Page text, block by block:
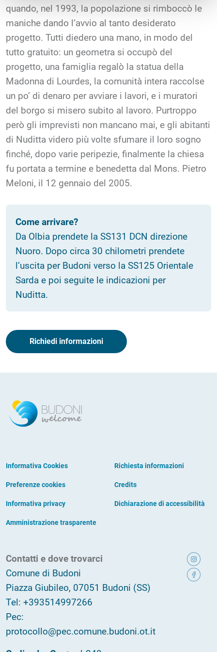
quando, nel 1993, la popolazione si rimboccò le
maniche dando l’avvio al tanto desiderato
progetto. Tutti diedero una mano, in modo del
tutto gratuito: un geometra si occupò del
progetto, una famiglia regalò la statua della
Madonna di Lourdes, la comunità intera raccolse
un po’ di denaro per avviare i lavori, e i muratori
del borgo si misero subito al lavoro. Purtroppo
però gli imprevisti non mancano mai, e gli abitanti
di Nuditta videro più volte sfumare il loro sogno
finché, dopo varie peripezie, finalmente la chiesa
fu portata a termine e benedetta dal Mons. Pietro
Meloni, il 12 gennaio del 2005.
Come arrivare?
Da Olbia prendete la SS131 DCN direzione
Nuoro. Dopo circa 30 chilometri prendete
l’uscita per Budoni verso la SS125 Orientale
Sarda e poi seguite le indicazioni per
Nuditta.
Richiedi informazioni
Informativa Cookies
Preferenze cookies
Informativa privacy
Amministrazione trasparente
Richiesta informazioni
Credits
Dichiarazione di accessibilità
Contatti e dove trovarci
Comune di Budoni
Piazza Giubileo, 07051 Budoni (SS)
Tel: +393514997266
Pec:
protocollo@pec.comune.budoni.ot.it